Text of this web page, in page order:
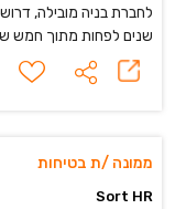
לחברת בניה מובילה,
שנים לפחות מתוך חמש
ממונה /ת בטיחות
Sort HR